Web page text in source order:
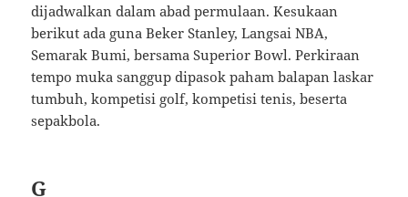
dijadwalkan dalam abad permulaan. Kesukaan
berikut ada guna Beker Stanley, Langsai NBA,
Semarak Bumi, bersama Superior Bowl. Perkiraan
tempo muka sanggup dipasok paham balapan laskar
tumbuh, kompetisi golf, kompetisi tenis, beserta
sepakbola.
G